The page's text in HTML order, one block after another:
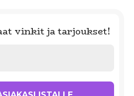
vinkit ja tarjoukset!